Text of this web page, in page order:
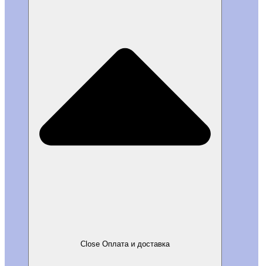
Close Оплата и доставка